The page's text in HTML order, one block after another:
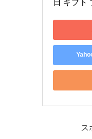
日 ギフト
ス